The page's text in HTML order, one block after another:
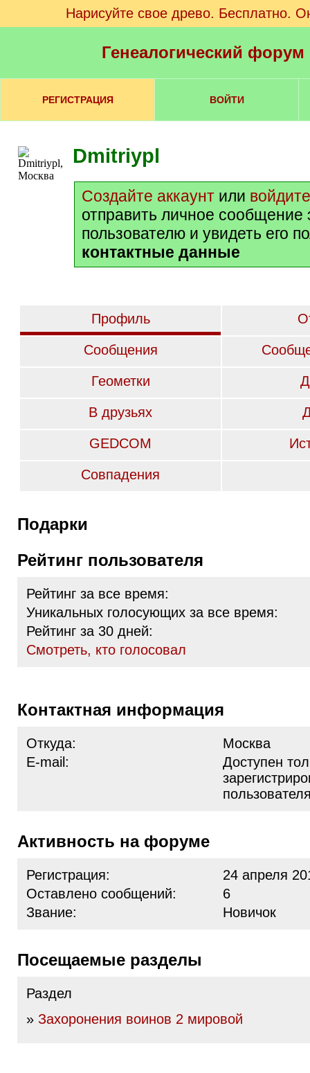
Нарисуйте свое древо. Бесплатно.
Генеалогический
РЕГИСТРАЦИЯ ВОЙТИ
Dmitriypl
Создайте аккаунт или войдите
отправить личное сообщение
пользователю и увидеть его
контактные данные
Профиль
Сообщения
Геометки
В друзьях
GEDCOM
Совпадения
Подарки
Рейтинг пользователя
Рейтинг за все время:
Уникальных голосующих за все время:
Рейтинг за 30 дней:
Cмотреть, кто голосовал
Контактная информация
Откуда:
Москва
E-mail:
Доступен
Активность на форуме
Регистрация:
24 апреля
Оставлено сообщений:
6
Звание:
Новичок
Посещаемые разделы
Раздел
» Захоронения воинов 2 мировой